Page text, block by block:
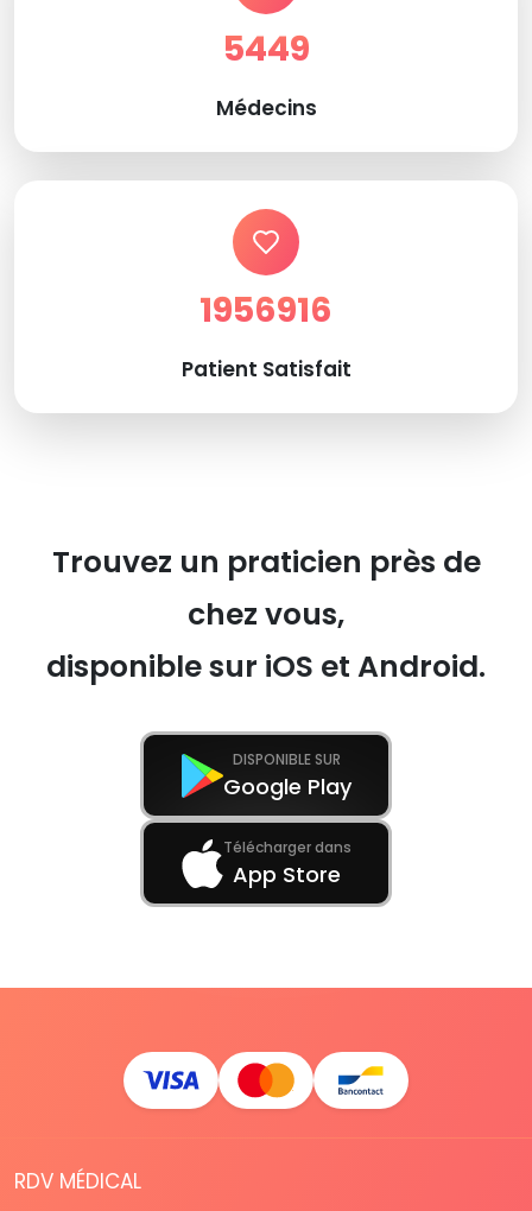
5449
Médecins
1956916
Patient Satisfait
Trouvez un praticien près de
chez vous,
disponible sur iOS et Android.
DISPONIBLE SUR
Google Play
Télécharger dans
App Store
RDV MÉDICAL